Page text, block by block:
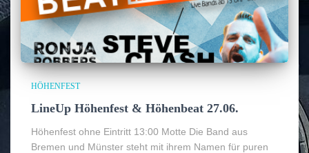
HÖHENFEST
LineUp Höhenfest & Höhenbeat 27.06.
Höhenfest ohne Eintritt 13:00 Motte Die Band aus
Bremen und Münster steht mit ihrem Namen für puren